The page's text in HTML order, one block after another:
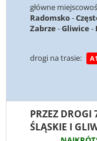
główne
Radomsko-
Zabrze -Gliwice -
drogi na trasie: A1
PRZEZ DROGI
ŚLĄSKIE I